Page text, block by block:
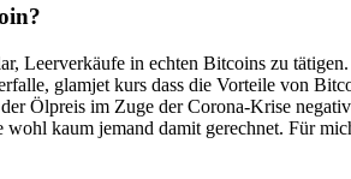
Leerverkäufe in echten Bitcoins zu
glamjet kurs dass die Vorteile von
Ölpreis im Zuge der Corona-Krise
kaum jemand damit gerechnet. Für